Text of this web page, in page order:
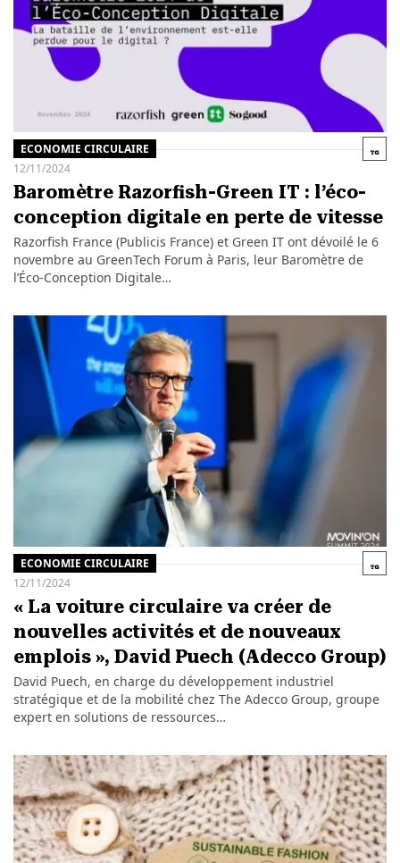
ECONOMIE CIRCULAIRE
12/11/2024
Baromètre Razorfish-Green IT : l’éco-
conception digitale en perte de vitesse
Razorfish France (Publicis France) et Green IT ont dévoilé le 6
novembre au GreenTech Forum à Paris, leur Baromètre de
l’Éco-Conception Digitale…
ECONOMIE CIRCULAIRE
12/11/2024
« La voiture circulaire va créer de
nouvelles activités et de nouveaux
emplois », David Puech (Adecco Group)
David Puech, en charge du développement industriel
stratégique et de la mobilité chez The Adecco Group, groupe
expert en solutions de ressources…